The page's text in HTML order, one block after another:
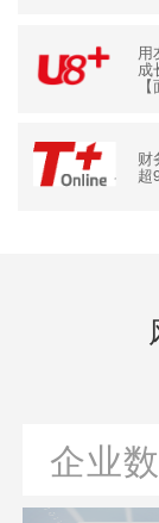
用
成
财
超
企业